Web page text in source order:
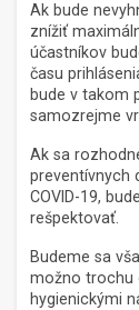
Ak bude
znížiť
účastníkov
času
bude v takom
samozrejme
Ak sa
preventívnych
COVID-19,
rešpektovať.
Budeme sa
možno trochu
hygienickými